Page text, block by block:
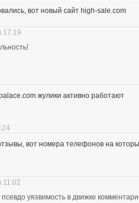
вот новый сайт high-sale.com
17:19
жулики активно работают
вот номера телефонов на
11:02
уязвимость в движке